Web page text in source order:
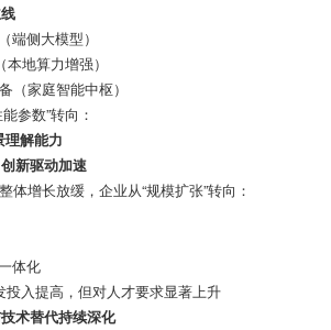
端侧大模型）
地算力增强）
（家庭智能中枢）
参数”转向：
理解能力
新驱动加速
体增长放缓，企业从“规模扩张”转向：
体化
入提高，但对人才要求显著上升
术替代持续深化